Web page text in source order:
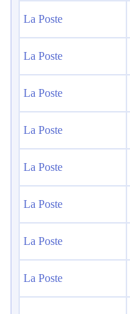
La Poste
La Poste
La Poste
La Poste
La Poste
La Poste
La Poste
La Poste